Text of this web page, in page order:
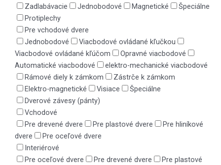
Zadlabávacie
Jednobodové Magnetické
Špeciálne
Protiplechy
Pre vchodové dvere
Jednobodové
Viacbodové ovládané kľučkou
Viacbodové ovládané kľúčom
Opravné viacbodové
Automatické viacbodové
elektro-mechanické viacbodové
Rámové diely k zámkom
Zástrče k zámkom
Elektro-magnetické
Visiace
Špeciálne
Dverové závesy (pánty)
Vchodové
Pre drevené dvere
Pre plastové dvere
Pre hliníkové
dvere
Pre oceľové dvere
Interiérové
Pre oceľové dvere
Pre drevené dvere
Pre plastové